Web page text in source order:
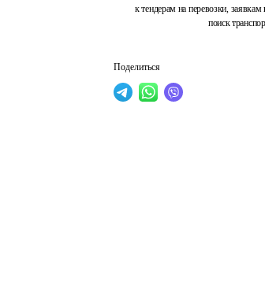
к тендерам на перевозки, заявкам
поиск
Поделиться